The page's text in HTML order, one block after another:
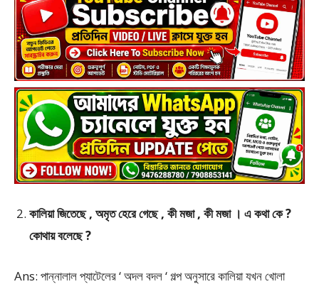
কালিয়া জিতেছে , অমৃত হেরে গেছে , কী মজা , কী মজা । এ কথা কে ?
কোথায় বলেছে ?
Ans: পান্নালাল প্যাটেলের ‘ অদল বদল ‘ গল্প অনুসারে কালিয়া যখন খোলা